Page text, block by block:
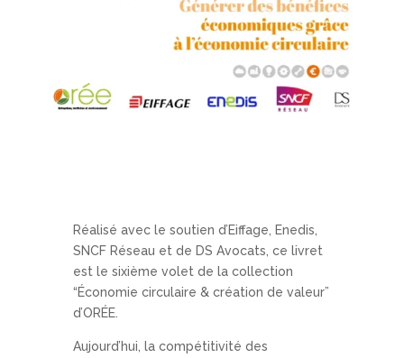
Réalisé avec le soutien d’Eiffage, Enedis,
SNCF Réseau et de DS Avocats, ce livret
est le sixième volet de la collection
“Économie circulaire & création de valeur”
d’ORÉE.
Aujourd’hui, la compétitivité des